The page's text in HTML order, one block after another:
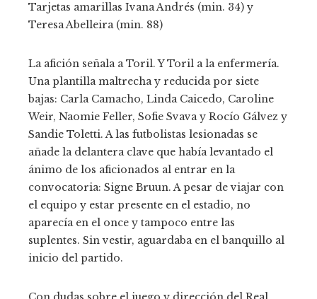
Tarjetas amarillas Ivana Andrés (min. 34) y
Teresa Abelleira (min. 88)
La afición señala a Toril. Y Toril a la enfermería.
Una plantilla maltrecha y reducida por siete
bajas: Carla Camacho, Linda Caicedo, Caroline
Weir, Naomie Feller, Sofie Svava y Rocío Gálvez y
Sandie Toletti. A las futbolistas lesionadas se
añade la delantera clave que había levantado el
ánimo de los aficionados al entrar en la
convocatoria: Signe Bruun. A pesar de viajar con
el equipo y estar presente en el estadio, no
aparecía en el once y tampoco entre las
suplentes. Sin vestir, aguardaba en el banquillo al
inicio del partido.